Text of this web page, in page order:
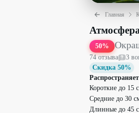
Главная
Окрашивание
50%
74отзыва 3
Скидка 50%
Короткие до 15
Средние до 30
Длинные до 45